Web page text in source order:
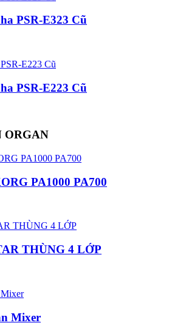
PSR-E323 Cũ
PSR-E223 Cũ
ORGAN
PA1000 PA700
THÙNG 4 LỚP
Mixer